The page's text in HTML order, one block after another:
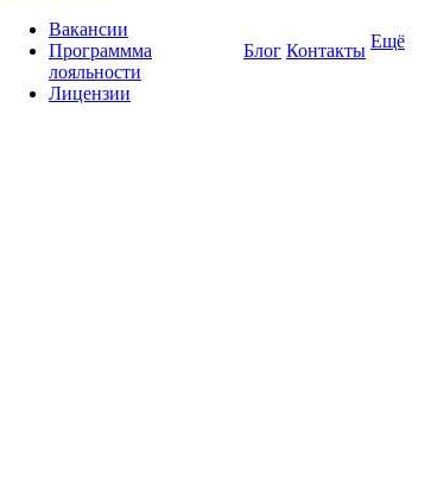
Вакансии
Программма
лояльности
Лицензии
Блог Контакты Ещё